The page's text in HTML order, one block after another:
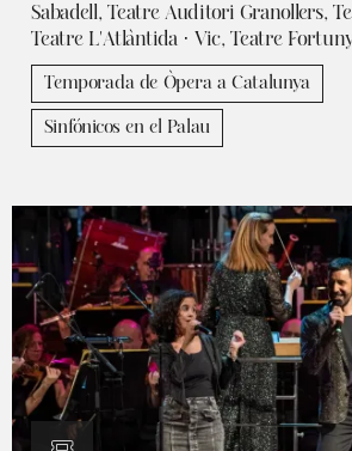
Sabadell, Teatre Auditori Granollers,
Teatre L'Atlàntida · Vic, Teatre
Temporada de Òpera a Catalunya
Sinfónicos en el Palau